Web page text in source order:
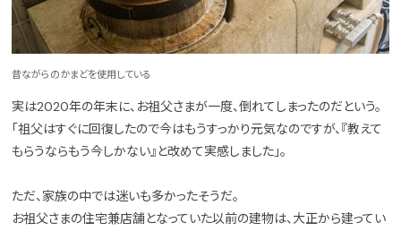
昔ながらのかまどを使用している
実は2020年の年末に、お祖父さまが一度、倒れてしまったのだという。
「祖父はすぐに回復したので今はもうすっかり元気なのですが、『教えて
もらうならもう今しかない』と改めて実感しました」。
ただ、家族の中では迷いも多かったそうだ。
お祖父さまの住宅兼店舗となっていた以前の建物は、大正から建ってい